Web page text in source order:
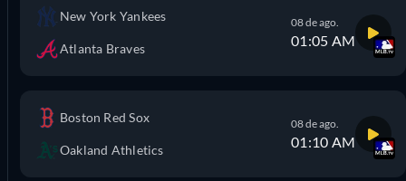
New York Yankees
Atlanta Braves
08 de ago.
01:05 AM
Boston Red Sox
Oakland Athletics
08 de ago.
01:10 AM